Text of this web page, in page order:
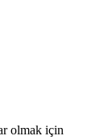
olmak için